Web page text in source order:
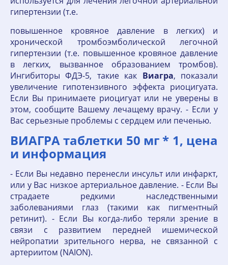
гипертензии (т.е.
повышенное кровяное давление в легких) и
хронической тромбоэмболической легочной
гипертензии (т.е. повышенное кровяное давление
в легких, вызванное образованием тромбов).
Ингибиторы ФДЭ-5, такие как Виагра, показали
увеличение гипотензивного эффекта риоцигуата.
Если Вы принимаете риоцигуат или не уверены в
этом, сообщите Вашему лечащему врачу. - Если у
Вас серьезные проблемы с сердцем или печенью.
ВИАГРА таблетки 50 мг * 1, цена
и информация
- Если Вы недавно перенесли инсульт или инфаркт,
или у Вас низкое артериальное давление. - Если Вы
страдаете редкими наследственными
заболеваниями глаз (такими как пигментный
ретинит). - Если Вы когда-либо теряли зрение в
связи с развитием передней ишемической
нейропатии зрительного нерва, не связанной с
артериитом (NAION).